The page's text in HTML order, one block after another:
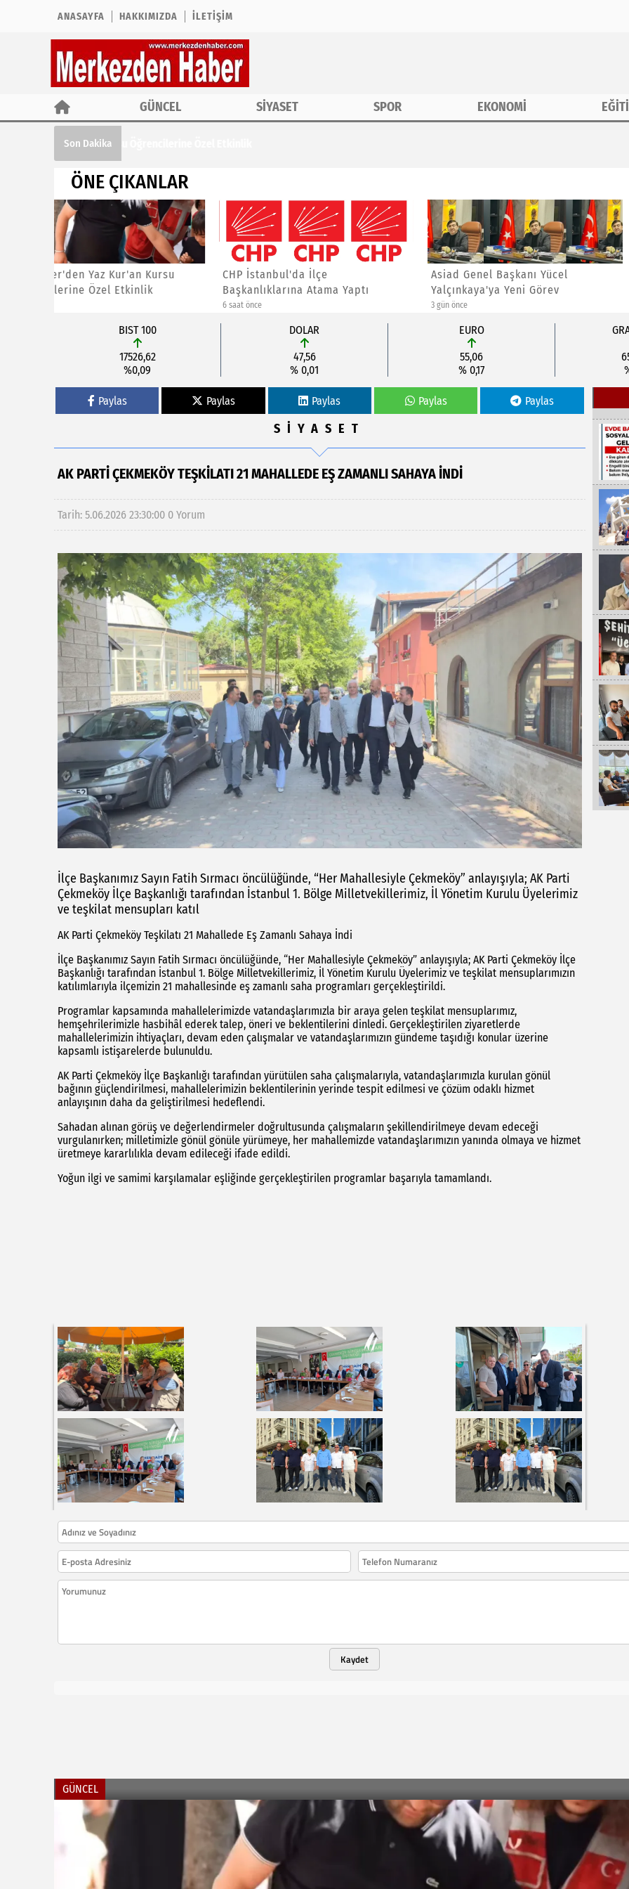
ANASAYFA HAKKIMIZDA İLETIŞIM
GÜNCEL SİYASET SPOR EKONOMİ
Son Dakika
ÖNE ÇIKANLAR
CHP İstanbul'da İlçe
Başkanlıklarına Atama Yaptı
Asiad Genel Başkanı Yücel
Yalçınkaya'ya Yeni Görev
Hüseyin Kızıldaş'dan
Sitem
BIST 100
17526,62
%0,09
DOLAR
47,56
% 0,01
EURO
55,06
% 0,17
Paylas Paylas Paylas Paylas Paylas
SİYASET
AK PARTI ÇEKMEKÖY TEŞKILATI 21 MAHALLEDE EŞ ZAMANLI SAHAYA İNDI
Tarih: 5.06.2026 23:30:00 0 Yorum
İlçe Başkanımız Sayın Fatih Sırmacı öncülüğünde, “Her Mahallesiyle Çekmeköy” anlayışıyla; AK Parti
Çekmeköy İlçe Başkanlığı tarafından İstanbul 1. Bölge Milletvekillerimiz, İl Yönetim Kurulu Üyelerimiz
ve teşkilat mensupları katıl
AK Parti Çekmeköy Teşkilatı 21 Mahallede Eş Zamanlı Sahaya İndi
İlçe Başkanımız Sayın Fatih Sırmacı öncülüğünde, “Her Mahallesiyle Çekmeköy” anlayışıyla; AK Parti Çekmeköy İlçe
Başkanlığı tarafından İstanbul 1. Bölge Milletvekillerimiz, İl Yönetim Kurulu Üyelerimiz ve teşkilat mensuplarımızın
katılımlarıyla ilçemizin 21 mahallesinde eş zamanlı saha programları gerçekleştirildi.
Programlar kapsamında mahallelerimizde vatandaşlarımızla bir araya gelen teşkilat mensuplarımız,
hemşehrilerimizle hasbihâl ederek talep, öneri ve beklentilerini dinledi. Gerçekleştirilen ziyaretlerde
mahallelerimizin ihtiyaçları, devam eden çalışmalar ve vatandaşlarımızın gündeme taşıdığı konular üzerine
kapsamlı istişarelerde bulunuldu.
AK Parti Çekmeköy İlçe Başkanlığı tarafından yürütülen saha çalışmalarıyla, vatandaşlarımızla kurulan gönül
bağının güçlendirilmesi, mahallelerimizin beklentilerinin yerinde tespit edilmesi ve çözüm odaklı hizmet
anlayışının daha da geliştirilmesi hedeflendi.
Sahadan alınan görüş ve değerlendirmeler doğrultusunda çalışmaların şekillendirilmeye devam edeceği
vurgulanırken; milletimizle gönül gönüle yürümeye, her mahallemizde vatandaşlarımızın yanında olmaya ve hizmet
üretmeye kararlılıkla devam edileceği ifade edildi.
Yoğun ilgi ve samimi karşılamalar eşliğinde gerçekleştirilen programlar başarıyla tamamlandı.
Kaydet
GÜNCEL